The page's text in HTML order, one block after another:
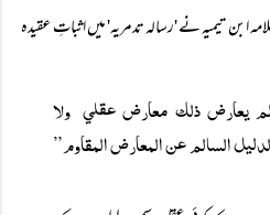
ابن تیمیہ نے 'رسالہ تدمریہ' میں اثباتِ عقیدہ
يعارض ذلك معارض عقلي ولا
السالم عن المعارض المقاوم”